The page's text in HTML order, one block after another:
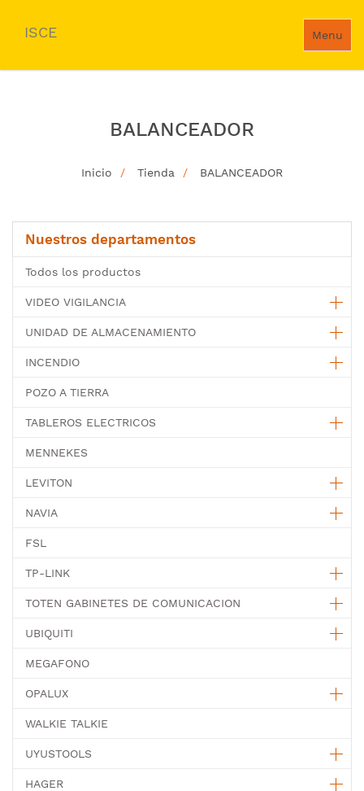
Menu
ISCE
BALANCEADOR
Inicio Tienda BALANCEADOR
Nuestros departamentos
Todos los productos
VIDEO VIGILANCIA
UNIDAD DE ALMACENAMIENTO
INCENDIO
POZO A TIERRA
TABLEROS ELECTRICOS
MENNEKES
LEVITON
NAVIA
FSL
TP-LINK
TOTEN GABINETES DE COMUNICACION
UBIQUITI
MEGAFONO
OPALUX
WALKIE TALKIE
UYUSTOOLS
HAGER